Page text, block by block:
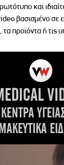
και
βασισμένο σε
προϊόντα ή τις